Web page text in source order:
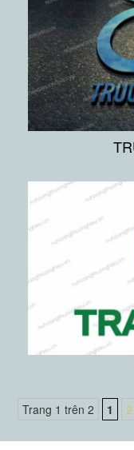
Trang 1 trên 2 1 2